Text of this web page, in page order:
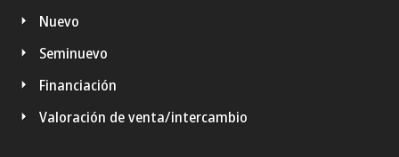
Nuevo
Seminuevo
Financiación
Valoración de venta/intercambio